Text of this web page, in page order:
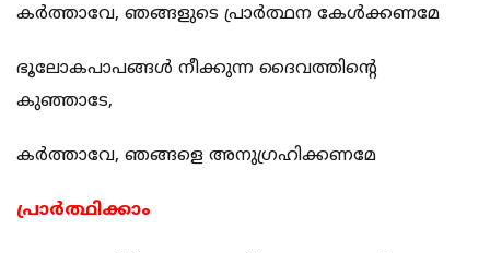
കർത്താവേ, ഞങ്ങളുടെ പ്രാർത്ഥന കേൾക്കണമേ
ഭൂലോകപാപങ്ങൾ നീക്കുന്ന ദൈവത്തിന്റെ
കുഞ്ഞാടേ,
കർത്താവേ, ഞങ്ങളെ അനുഗ്രഹിക്കണമേ
പ്രാർത്ഥിക്കാം